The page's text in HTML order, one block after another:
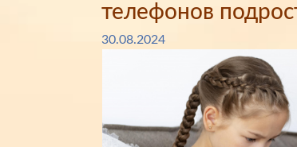
телефонов
30.08.2024